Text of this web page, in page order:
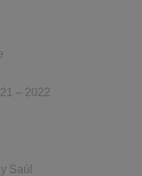
– 2022
Saúl